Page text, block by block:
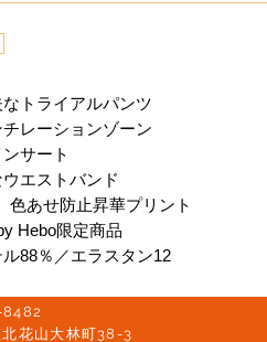
トライアルパンツ
レーションゾーン
サート
エストバンド
色あせ防止昇華プリント
Hebo限定商品
88％／エラスタン12
花山大林町38-3​